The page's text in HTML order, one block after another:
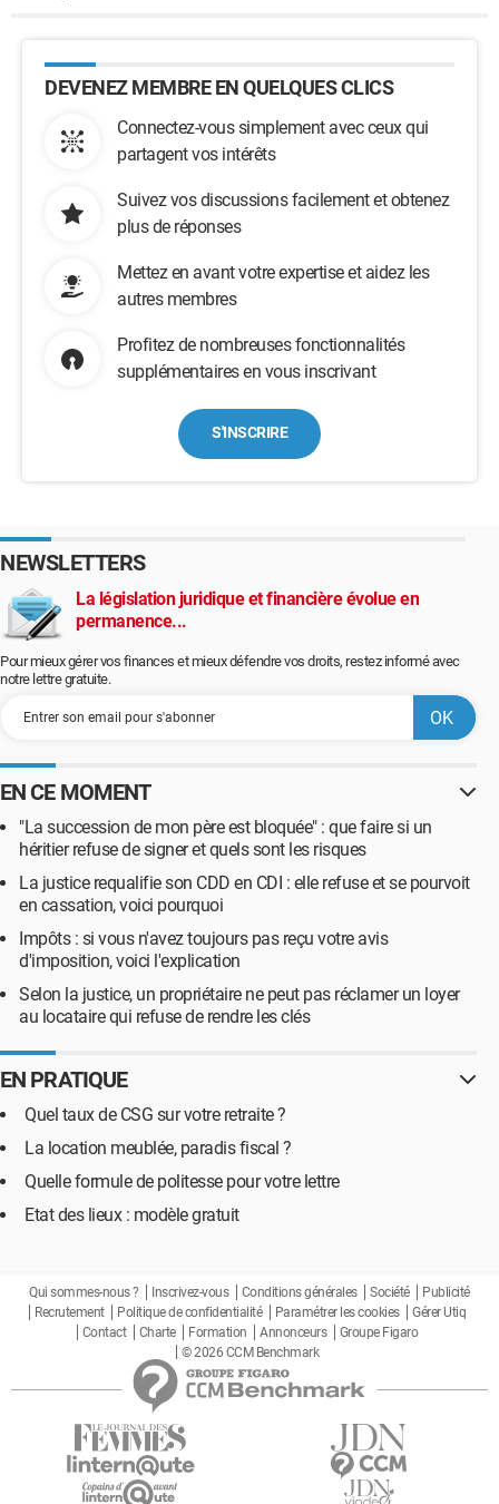
DEVENEZ MEMBRE EN QUELQUES CLICS
Connectez-vous simplement avec ceux qui
partagent vos intérêts
Suivez vos discussions facilement et obtenez
plus de réponses
Mettez en avant votre expertise et aidez les
autres membres
Profitez de nombreuses fonctionnalités
supplémentaires en vous inscrivant
S'INSCRIRE
NEWSLETTERS
La législation juridique et financière évolue en
permanence...
Pour mieux gérer vos finances et mieux défendre vos droits, restez informé avec
notre lettre gratuite.
EN CE MOMENT
"La succession de mon père est bloquée" : que faire si un
héritier refuse de signer et quels sont les risques
La justice requalifie son CDD en CDI : elle refuse et se pourvoit
en cassation, voici pourquoi
Impôts : si vous n'avez toujours pas reçu votre avis
d'imposition, voici l'explication
Selon la justice, un propriétaire ne peut pas réclamer un loyer
au locataire qui refuse de rendre les clés
EN PRATIQUE
Quel taux de CSG sur votre retraite ?
La location meublée, paradis fiscal ?
Quelle formule de politesse pour votre lettre
Etat des lieux : modèle gratuit
Qui sommes-nous ? Inscrivez-vous Conditions générales Société
Publicité
Recrutement
Politique de confidentialité Paramétrer les cookies
Gérer Utiq
Contact
Charte Formation Annonceurs
Groupe Figaro
© 2026 CCM Benchmark